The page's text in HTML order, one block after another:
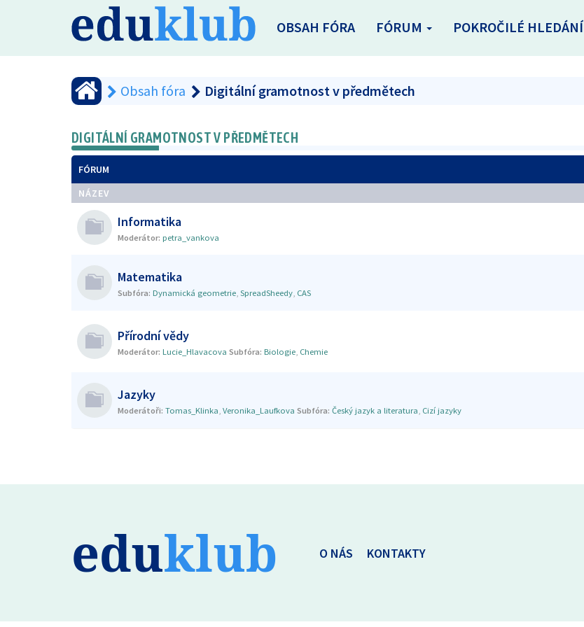
OBSAH FÓRA FÓRUM POKROČILÉ HLEDÁNÍ
Obsah fóra Digitální gramotnost v předmětech
DIGITÁLNÍ GRAMOTNOST V PŘEDMĚTECH
FÓRUM
NÁZEV
Informatika
Moderátor: petra_vankova
Matematika
Subfóra: Dynamická geometrie, SpreadSheedy, CAS
Přírodní vědy
Moderátor: Lucie_Hlavacova Subfóra: Biologie, Chemie
Jazyky
Moderátoři: Tomas_Klinka, Veronika_Laufkova Subfóra: Český jazyk a literatura, Cizí jazyky
eduklub O NÁS KONTAKTY